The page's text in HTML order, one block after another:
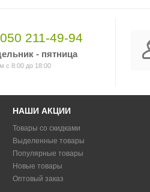
211-49-94
- пятница
с 8:00 до 18:00
НАШИ АКЦИИ
Товары со скидками
Выделенные товары
Популярные товары
Новые товары
Оптовый заказ